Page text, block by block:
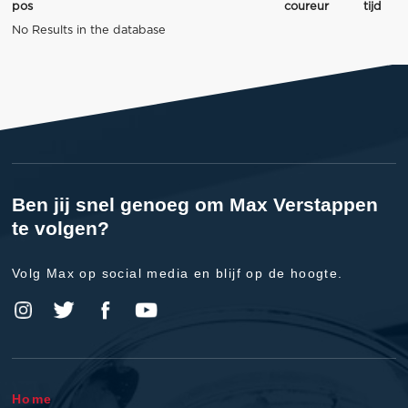
pos coureur
tijd
No Results in the database
Ben jij snel genoeg om Max Verstappen
te volgen?
Volg Max op social media en blijf op de hoogte.
Home